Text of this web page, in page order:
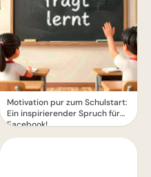
Motivation pur zum Schulstart:
Ein inspirierender Spruch für
Facebook!